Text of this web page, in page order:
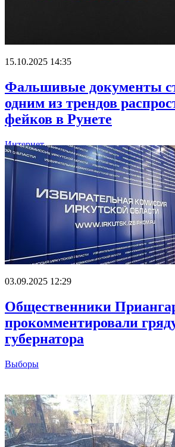
15.10.2025 14:35
Фальшивые документы
одним из трендов
фейков в Рунете
Интернет
03.09.2025 12:29
Общественники
прокомментировали
губернатора
Выборы